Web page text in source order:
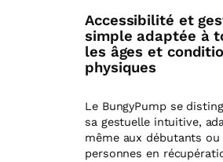
Accessibilité et
simple adaptée à
les âges et
physiques
Le BungyPump se
sa gestuelle intuitive,
même aux débutants ou
personnes en